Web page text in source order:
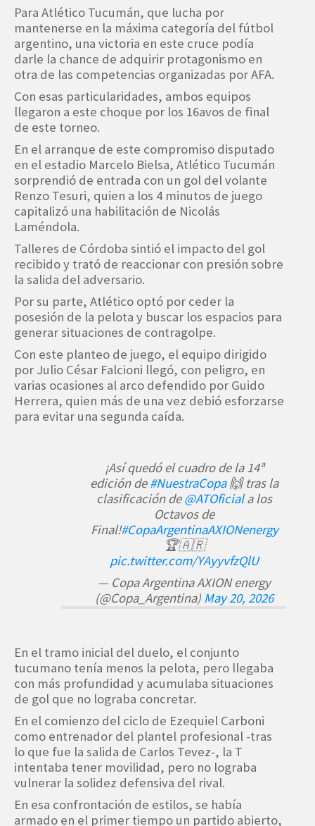
Para Atlético Tucumán, que lucha por
mantenerse en la máxima categoría del fútbol
argentino, una victoria en este cruce podía
darle la chance de adquirir protagonismo en
otra de las competencias organizadas por AFA.
Con esas particularidades, ambos equipos
llegaron a este choque por los 16avos de final
de este torneo.
En el arranque de este compromiso disputado
en el estadio Marcelo Bielsa, Atlético Tucumán
sorprendió de entrada con un gol del volante
Renzo Tesuri, quien a los 4 minutos de juego
capitalizó una habilitación de Nicolás
Laméndola.
Talleres de Córdoba sintió el impacto del gol
recibido y trató de reaccionar con presión sobre
la salida del adversario.
Por su parte, Atlético optó por ceder la
posesión de la pelota y buscar los espacios para
generar situaciones de contragolpe.
Con este planteo de juego, el equipo dirigido
por Julio César Falcioni llegó, con peligro, en
varias ocasiones al arco defendido por Guido
Herrera, quien más de una vez debió esforzarse
para evitar una segunda caída.
¡Así quedó el cuadro de la 14ª
edición de#NuestraCopa🙌 tras la
clasificación de@ATOficiala los
Octavos de
Final!#CopaArgentinaAXIONenergy
🏆🇦🇷
pic.twitter.com/YAyyvfzQlU
— Copa Argentina AXION energy
(@Copa_Argentina) May 20, 2026
En el tramo inicial del duelo, el conjunto
tucumano tenía menos la pelota, pero llegaba
con más profundidad y acumulaba situaciones
de gol que no lograba concretar.
En el comienzo del ciclo de Ezequiel Carboni
como entrenador del plantel profesional -tras
lo que fue la salida de Carlos Tevez-, la T
intentaba tener movilidad, pero no lograba
vulnerar la solidez defensiva del rival.
En esa confrontación de estilos, se había
armado en el primer tiempo un partido abierto,